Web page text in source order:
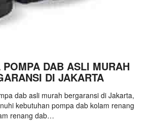
DAB ASLI MURAH
DI JAKARTA
dab asli murah bergaransi di Jakarta,
kebutuhan pompa dab kolam renang
renang dab…